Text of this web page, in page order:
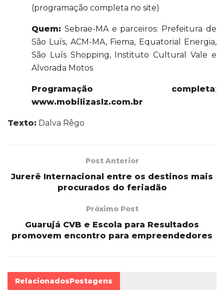
(programação completa no site)
Quem: Sebrae-MA e parceiros: Prefeitura de
São Luís, ACM-MA, Fiema, Equatorial Energia,
São Luís Shopping, Instituto Cultural Vale e
Alvorada Motos
Programação completa:
www.mobilizaslz.com.br
Texto: Dalva Rêgo
Post Anterior
Jurerê Internacional entre os destinos mais
procurados do feriadão
Próximo Post
Guarujá CVB e Escola para Resultados
promovem encontro para empreendedores
RelacionadosPostagens